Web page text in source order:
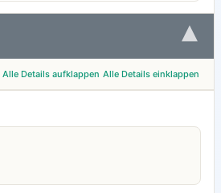
▾
Alle Details aufklappen Alle Details einklappen